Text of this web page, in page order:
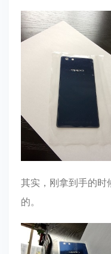
其实，刚拿到手的时
的。